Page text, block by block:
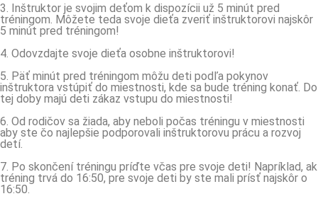
3. Inštruktor je svojim deťom k dispozícii už 5 minút pred
tréningom. Môžete teda svoje dieťa zveriť inštruktorovi najskôr
5 minút pred tréningom!
4. Odovzdajte svoje dieťa osobne inštruktorovi!
5. Päť minút pred tréningom môžu deti podľa pokynov
inštruktora vstúpiť do miestnosti, kde sa bude tréning konať. Do
tej doby majú deti zákaz vstupu do miestnosti!
6. Od rodičov sa žiada, aby neboli počas tréningu v miestnosti
aby ste čo najlepšie podporovali inštruktorovu prácu a rozvoj
detí.
7. Po skončení tréningu príďte včas pre svoje deti! Napríklad, ak
tréning trvá do 16:50, pre svoje deti by ste mali prísť najskôr o
16:50.